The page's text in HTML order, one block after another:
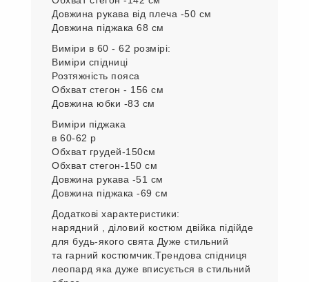
Обхват стегон - 148 см
Довжина спідниці -82 см
в 56-58 р
Обхват грудей --142 см
Обхват стегон -142 см
Довжина рукава від плеча -50 см
Довжина піджака 68 см
Виміри в 60 - 62 розмірі:
Виміри спідниці
Розтяжність пояса
Обхват стегон - 156 см
Довжина юбки -83 см
в 60-62 р
Обхват грудей-150см
Обхват стегон-150 см
Довжина рукава -51 см
Довжина піджака -69 см